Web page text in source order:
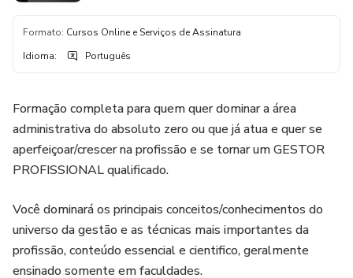
Formato: Cursos Online e Serviços de Assinatura
Idioma: Português
Formação completa para quem quer dominar a área
administrativa do absoluto zero ou que já atua e quer se
aperfeiçoar/crescer na profissão e se tornar um GESTOR
PROFISSIONAL qualificado.
Você dominará os principais conceitos/conhecimentos do
universo da gestão e as técnicas mais importantes da
profissão, conteúdo essencial e cientifico, geralmente
ensinado somente em faculdades.